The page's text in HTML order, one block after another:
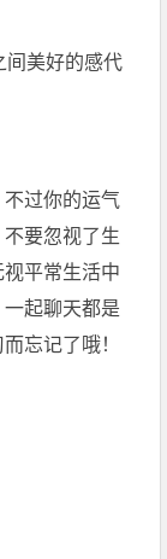
间美好的感代
过你的运气
要忽视了生
平常生活中
起聊天都是
忘记了哦！